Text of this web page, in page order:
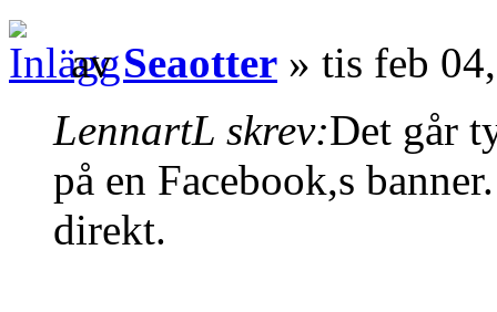
avSeaotter » tis feb
LennartL skrev:Det går
på en Facebook,s
direkt.